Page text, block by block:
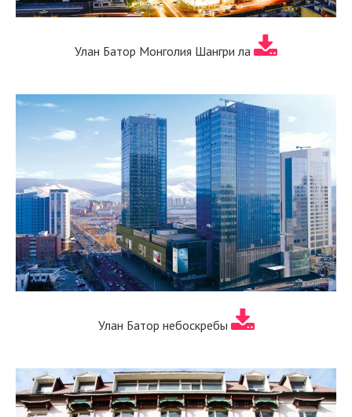
Улан Батор Монголия Шангри ла
Улан Батор небоскребы